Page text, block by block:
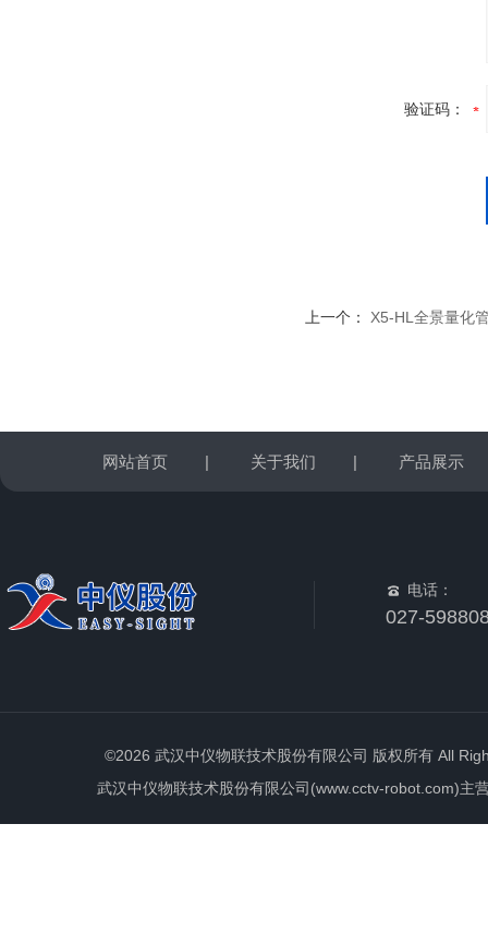
验证码：
上一个： X5-HL全景量化
网站首页 | 关于我们 | 产品展示
电话：
027-
©2026 武汉中仪物联技术股份有限公司 版权所有 All
武汉中仪物联技术股份有限公司(www.cctv-robot.com)主